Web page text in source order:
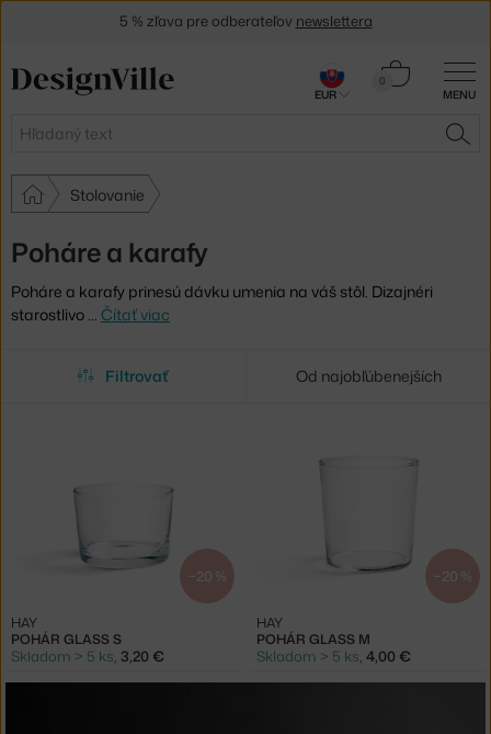
MENU
Hľadať
0
Košík
Stolovanie
Poháre a karafy
Poháre a karafy prinesú dávku umenia na váš stôl. Dizajnéri
starostlivo … Čítať viac
Filtrovať Od najobľúbenejších
−20 %
POHÁR GLASS S
HAY
Skladom > 5 ks, 3,20 €
−20 %
POHÁR GLASS M
HAY
Skladom > 5 ks, 4,00 €
5 % zľava pre odberateľov newslettera
EUR